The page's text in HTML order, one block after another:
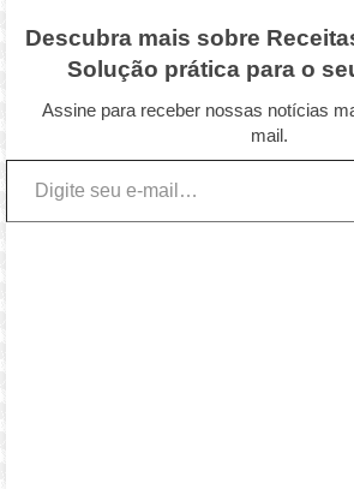
Descubra mais sobre
Solução prática para o
Assine para receber nossas notícias
mail.
Digite seu e-mail…